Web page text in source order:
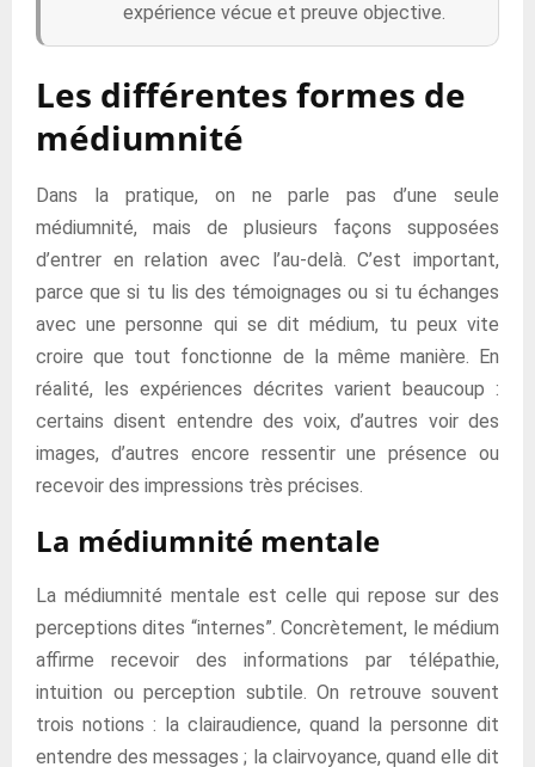
expérience vécue et preuve objective.
Les différentes formes de
médiumnité
Dans la pratique, on ne parle pas d’une seule
médiumnité, mais de plusieurs façons supposées
d’entrer en relation avec l’au-delà. C’est important,
parce que si tu lis des témoignages ou si tu échanges
avec une personne qui se dit médium, tu peux vite
croire que tout fonctionne de la même manière. En
réalité, les expériences décrites varient beaucoup :
certains disent entendre des voix, d’autres voir des
images, d’autres encore ressentir une présence ou
recevoir des impressions très précises.
La médiumnité mentale
La médiumnité mentale est celle qui repose sur des
perceptions dites “internes”. Concrètement, le médium
affirme recevoir des informations par télépathie,
intuition ou perception subtile. On retrouve souvent
trois notions : la clairaudience, quand la personne dit
entendre des messages ; la clairvoyance, quand elle dit